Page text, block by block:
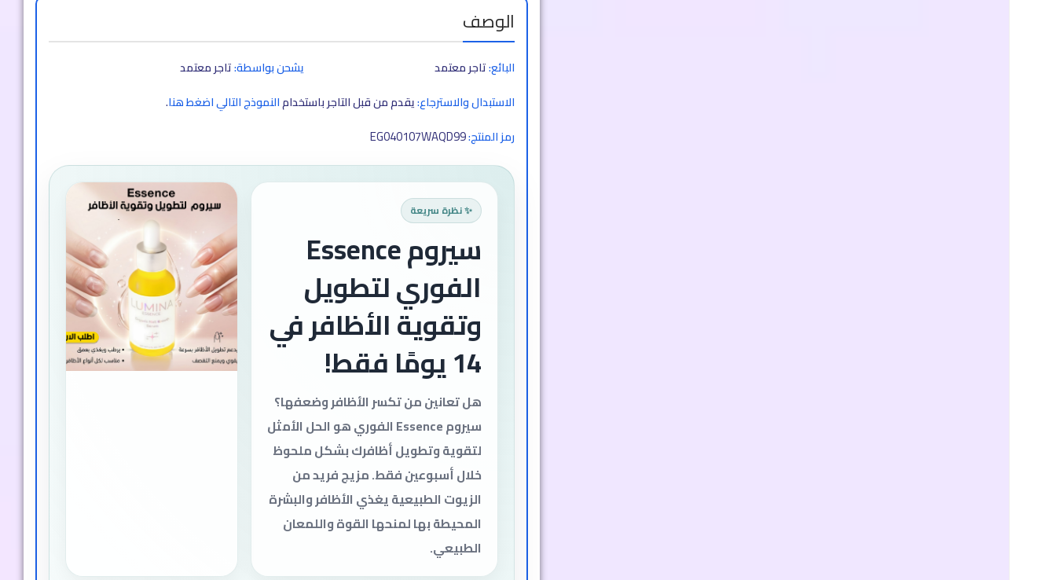
الوصف
البائع:تاجر معتمد يشحن بواسطة:تاجر معتمد
الاستبدال والاسترجاع:يقدم من قبل التاجر باستخدامالنموذج التالي اضغط هنا.
رمز المنتج:EG040107WAQD99
✨ نظرة سريعة
سيروم Essence
الفوري لتطويل
وتقوية الأظافر في
14 يومًا فقط!
هل تعانين من تكسر الأظافر وضعفها؟
سيروم Essence الفوري هو الحل الأمثل
لتقوية وتطويل أظافرك بشكل ملحوظ
خلال أسبوعين فقط. مزيج فريد من
الزيوت الطبيعية يغذي الأظافر والبشرة
المحيطة بها لمنحها القوة واللمعان
الطبيعي.